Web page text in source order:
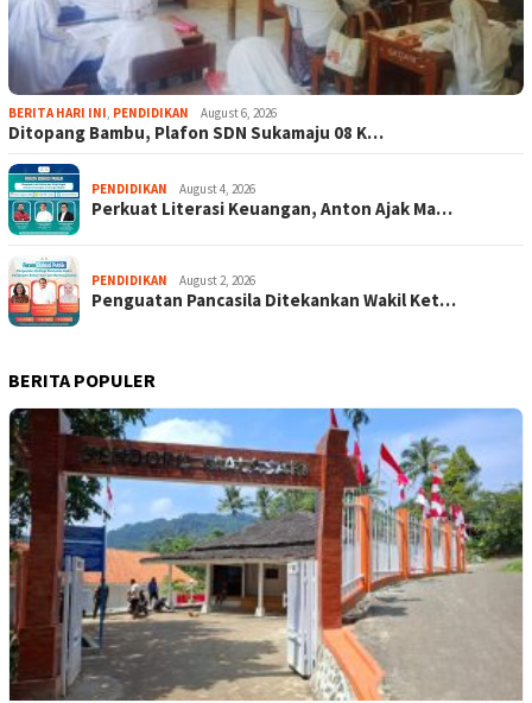
BERITA HARI INI, PENDIDIKAN August 6, 2026
Ditopang Bambu, Plafon SDN Sukamaju 08 K…
PENDIDIKAN August 4, 2026
Perkuat Literasi Keuangan, Anton Ajak Ma…
PENDIDIKAN August 2, 2026
Penguatan Pancasila Ditekankan Wakil Ket…
BERITA POPULER